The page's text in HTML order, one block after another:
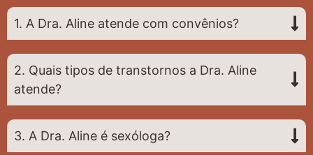
1. A Dra. Aline atende com convênios?
2. Quais tipos de transtornos a Dra. Aline
atende?
3. A Dra. Aline é sexóloga?